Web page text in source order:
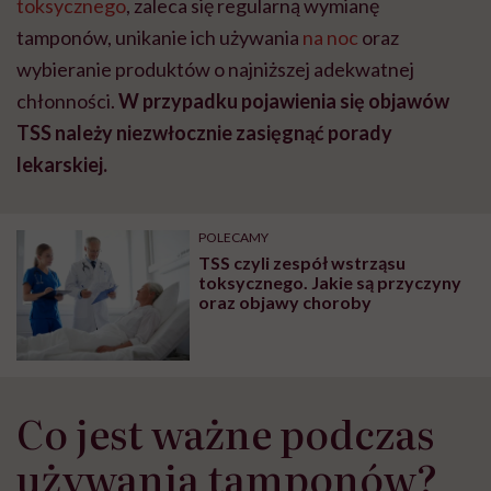
toksycznego, zaleca się regularną wymianę
tamponów, unikanie ich używania na noc oraz
wybieranie produktów o najniższej adekwatnej
chłonności.W przypadku pojawienia się objawów
TSS należy niezwłocznie zasięgnąć porady
lekarskiej.
POLECAMY
TSS czyli zespół wstrząsu
toksycznego. Jakie są przyczyny
oraz objawy choroby
Co jest ważne podczas
używania tamponów?